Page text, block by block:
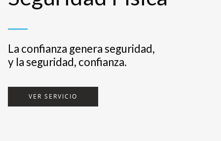
La confianza genera seguridad,
y la seguridad, confianza.
VER SERVICIO